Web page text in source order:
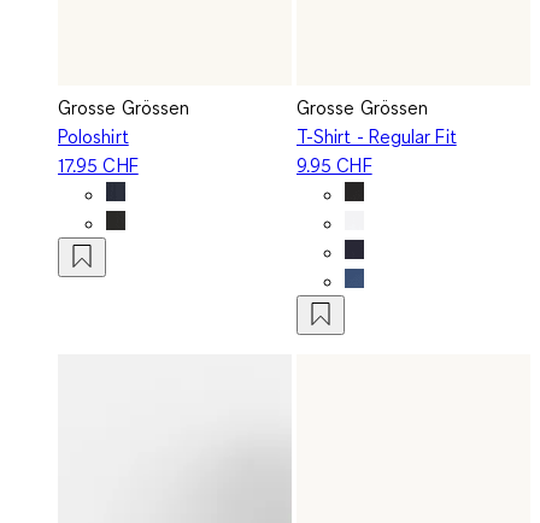
Grosse Grössen
Poloshirt
17.95 CHF
Grosse Grössen
T-Shirt - Regular Fit
9.95 CHF